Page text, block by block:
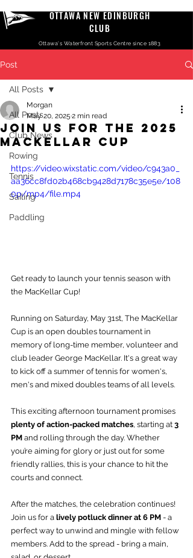
OTTAWA NEW EDINBURGH
CLUB
Ottawa's Waterfront Sports Centre since 1883
Post
All Posts
Club News
Rowing
Tennis
Sailing
Paddling
All Posts
Join Us For The 2025
MacKellar Cup
Morgan
May 20, 2025 2 min read
https://video.wixstatic.com/video/c943a0_
aa36cc8fd02b468cb9428d7178c35e5e/108
0p/mp4/file.mp4
Get ready to launch your tennis season with
the MacKellar Cup!
Running on Saturday, May 31st, The MacKellar
Cup is an open doubles tournament in
memory of long-time member, volunteer and
club leader George MacKellar. It's a great way
to kick off a summer of tennis for women's,
men's and mixed doubles teams of all levels.
This exciting afternoon tournament promises
plenty of action-packed matches, starting at 3
PM and rolling through the day. Whether
you’re aiming for glory or just out for some
friendly rallies, this is your chance to hit the
courts and connect.
After the matches, the celebration continues!
Join us for a lively potluck dinner at 6 PM - a
perfect way to unwind and mingle with fellow
members. Add to the spread - bring a main,